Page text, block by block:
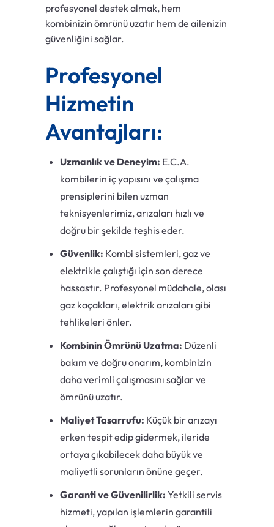
profesyonel destek almak, hem
kombinizin ömrünü uzatır hem de ailenizin
güvenliğini sağlar.
Profesyonel
Hizmetin
Avantajları:
Uzmanlık ve Deneyim: E.C.A.
kombilerin iç yapısını ve çalışma
prensiplerini bilen uzman
teknisyenlerimiz, arızaları hızlı ve
doğru bir şekilde teşhis eder.
Güvenlik: Kombi sistemleri, gaz ve
elektrikle çalıştığı için son derece
hassastır. Profesyonel müdahale, olası
gaz kaçakları, elektrik arızaları gibi
tehlikeleri önler.
Kombinin Ömrünü Uzatma: Düzenli
bakım ve doğru onarım, kombinizin
daha verimli çalışmasını sağlar ve
ömrünü uzatır.
Maliyet Tasarrufu: Küçük bir arızayı
erken tespit edip gidermek, ileride
ortaya çıkabilecek daha büyük ve
maliyetli sorunların önüne geçer.
Garanti ve Güvenilirlik: Yetkili servis
hizmeti, yapılan işlemlerin garantili